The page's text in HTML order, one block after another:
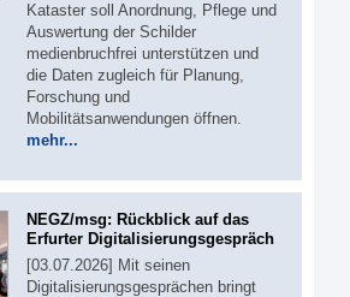
Kataster soll Anordnung, Pflege und
Auswertung der Schilder
medienbruchfrei unterstützen und
die Daten zugleich für Planung,
Forschung und
Mobilitätsanwendungen öffnen.
mehr...
NEGZ/msg: Rückblick auf das
Erfurter Digitalisierungsgespräch
[03.07.2026] Mit seinen
Digitalisierungsgesprächen bringt